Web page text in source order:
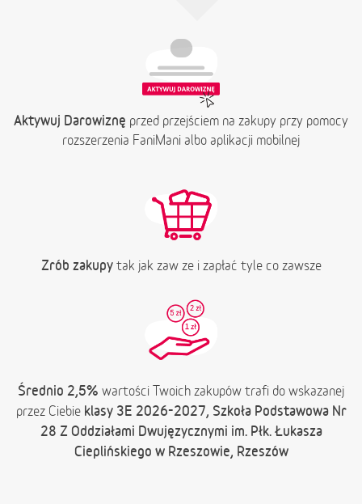
Aktywuj Darowiznę przed przejściem na zakupy przy pomocy
rozszerzenia FaniMani albo aplikacji mobilnej
Zrób zakupytak jak zaw ze i zapłać tyle co zawsze
Średnio 2,5% wartości Twoich zakupów trafi do wskazanej
przez Ciebie klasy 3E 2026-2027, Szkoła Podstawowa Nr
28 Z Oddziałami Dwujęzycznymi im. Płk. Łukasza
Cieplińskiego w Rzeszowie, Rzeszów